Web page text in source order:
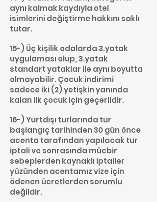
aynı kalmak kaydıyla otel
isimlerini değiştirme hakkını saklı
tutar.
15-) Üç kişilik odalarda 3.yatak
uygulaması olup, 3.yatak
standart yataklar ile aynı boyutta
olmayabilir. Çocuk indirimi
sadece iki (2) yetişkin yanında
kalan ilk çocuk için geçerlidir.
16-) Yurtdışı turlarında tur
başlangıç tarihinden 30 gün önce
acenta tarafından yapılacak tur
iptali ve sonrasında mücbir
sebeplerden kaynaklı iptaller
yüzünden acentamız vize için
ödenen ücretlerden sorumlu
değildir.